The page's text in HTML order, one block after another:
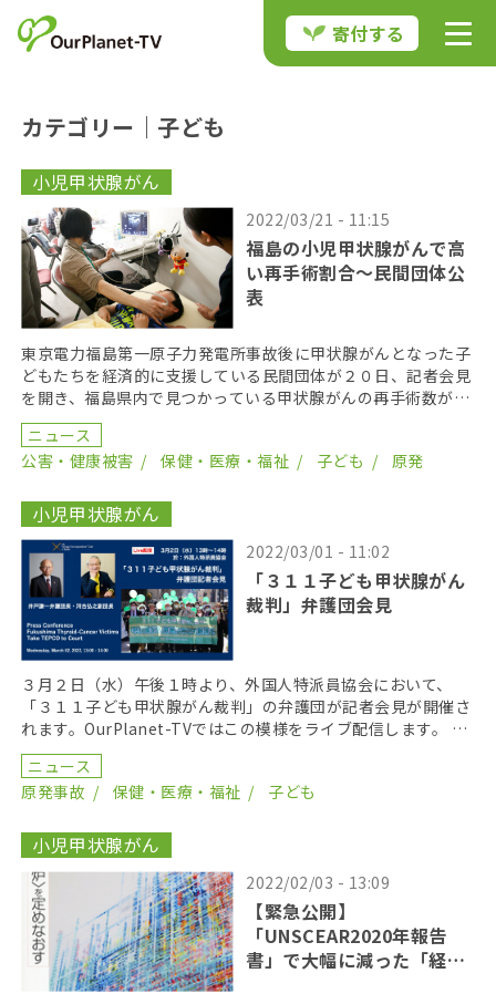
寄付する
カテゴリー｜子ども
小児甲状腺がん
2022/03/21 - 11:15
福島の小児甲状腺がんで高
い再手術割合〜民間団体公
表
東京電力福島第一原子力発電所事故後に甲状腺がんとなった子
どもたちを経済的に支援している民間団体が２０日、記者会見
を開き、福島県内で見つかっている甲状腺がんの再手術数が増
えていると報告した。 データを公表したのはNPO法人 […]
ニュース
公害・健康被害
保健・医療・福祉 子ども 原発
小児甲状腺がん
2022/03/01 - 11:02
「３１１子ども甲状腺がん
裁判」弁護団会見
３月２日（水）午後１時より、外国人特派員協会において、
「３１１子ども甲状腺がん裁判」の弁護団が記者会見が開催さ
れます。OurPlanet-TVではこの模様をライブ配信します。 日
時：２０２２年３月２日１３時〜会場：外国人 […]
ニュース
原発事故
保健・医療・福祉 子ども
小児甲状腺がん
2022/02/03 - 13:09
【緊急公開】
「UNSCEAR2020年報告
書」で大幅に減った「経口